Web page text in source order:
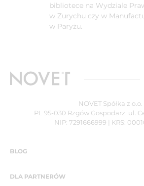
bibliotece na Wydziale
w Zurychu czy w
w Paryżu.
NOVET Spółka z o.o.
PL 95-030 Rzgów Gospodarz, ul.
NIP: 7291666999 | KRS:
BLOG
DLA PARTNERÓW